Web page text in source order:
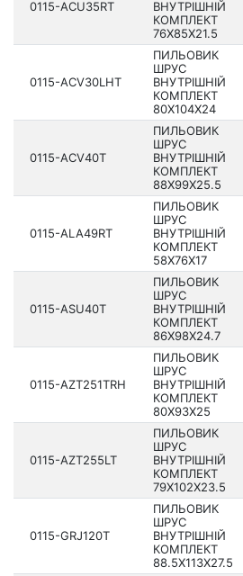
0115-ACU35RT
ВНУТРІШНІЙ
КОМПЛЕКТ
76X85X21.5
0115-ACV30LHT
ПИЛЬОВИК
ШРУС
ВНУТРІШНІЙ
КОМПЛЕКТ
80X104X24
0115-ACV40T
ПИЛЬОВИК
ШРУС
ВНУТРІШНІЙ
КОМПЛЕКТ
88X99X25.5
0115-ALA49RT
ПИЛЬОВИК
ШРУС
ВНУТРІШНІЙ
КОМПЛЕКТ
58X76X17
0115-ASU40T
ПИЛЬОВИК
ШРУС
ВНУТРІШНІЙ
КОМПЛЕКТ
86X98X24.7
0115-AZT251TRH
ПИЛЬОВИК
ШРУС
ВНУТРІШНІЙ
КОМПЛЕКТ
80X93X25
0115-AZT255LT
ПИЛЬОВИК
ШРУС
ВНУТРІШНІЙ
КОМПЛЕКТ
79X102X23.5
0115-GRJ120T
ПИЛЬОВИК
ШРУС
ВНУТРІШНІЙ
КОМПЛЕКТ
88.5X113X27.5